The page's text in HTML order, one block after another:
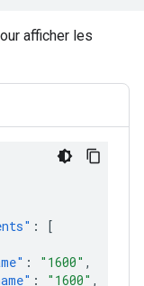
afficher les
:
[
: "1600" ,
: "1600" ,